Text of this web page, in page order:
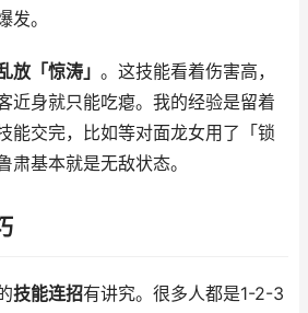
发。
放「惊涛」 。这技能看着伤害高，
近身就只能吃瘪。我的经验是留着
能交完，比如等对面龙女用了「锁
肃基本就是无敌状态。
技能连招有讲究。很多人都是1-2-3